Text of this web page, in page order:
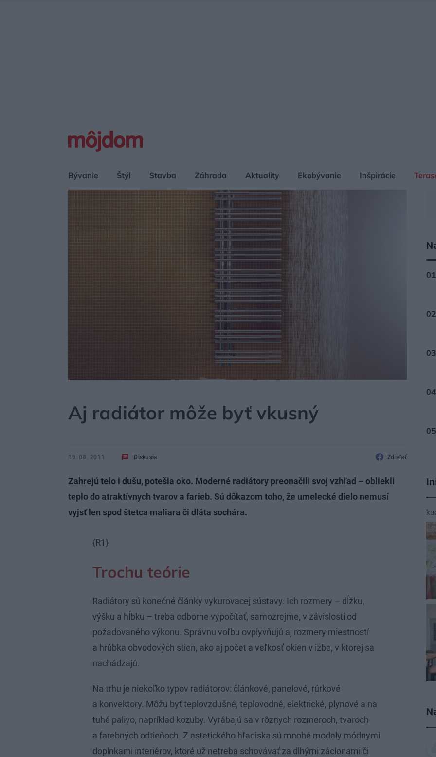
Bývanie Štýl Stavba Záhrada Aktuality Ekobývanie Inšpirácie
Aj radiátor môže byť vkusný
19. 08. 2011 Diskusia Zdieľať
Zahrejú telo i dušu, potešia oko. Moderné radiátory preonačili svoj vzhľad – obliekli
teplo do atraktívnych tvarov a farieb. Sú dôkazom toho, že umelecké dielo nemusí
vyjsť len spod štetca maliara či dláta sochára.
{R1}
Trochu teórie
Radiátory sú konečné články vykurovacej sústavy. Ich rozmery – dĺžku,
výšku a hĺbku – treba odborne vypočítať, samozrejme, v závislosti od
požadovaného výkonu. Správnu voľbu ovplyvňujú aj rozmery miestností
a hrúbka obvodových stien, ako aj počet a veľkosť okien v izbe, v ktorej sa
nachádzajú.
Na trhu je niekoľko typov radiátorov: článkové, panelové, rúrkové
a konvektory. Môžu byť teplovzdušné, teplovodné, elektrické, plynové a na
tuhé palivo, napríklad kozuby. Vyrábajú sa v rôznych rozmeroch, tvaroch
a farebných odtieňoch. Z estetického hľadiska sú mnohé modely módnymi
doplnkami interiérov, ktoré už netreba schovávať za dlhými záclonami či